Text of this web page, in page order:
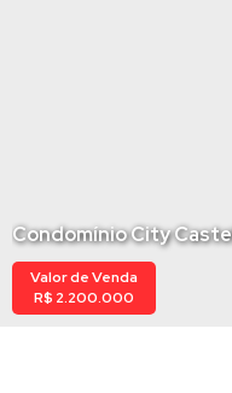
Condomínio City
R$ 2.200.000
Valor de Venda